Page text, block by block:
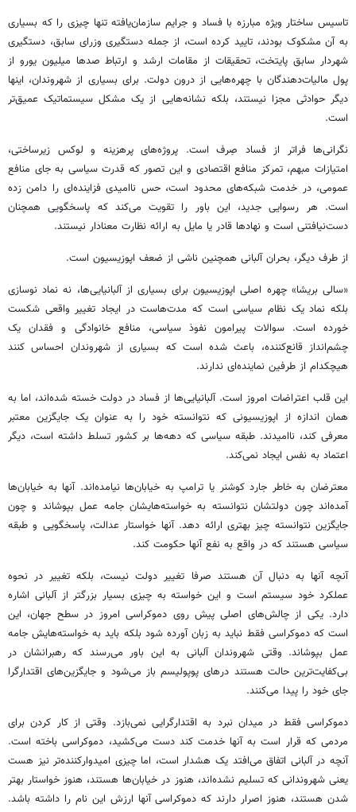
تاسیس ساختار ویژه مبارزه با فساد و جرایم سازمان‌یافته تنها چیزی را که بسیاری
به آن مشکوک بودند، تایید کرده است، از جمله دستگیری وزرای سابق، دستگیری
شهردار سابق پایتخت، تحقیقات از مقامات ارشد و ارتباط صدها میلیون یورو از
پول مالیات‌دهندگان با چهره‌هایی از درون دولت. برای بسیاری از شهروندان، اینها
دیگر حوادثی مجزا نیستند، بلکه نشانه‌هایی از یک مشکل سیستماتیک عمیق‌تر
است.
نگرانی‌ها فراتر از فساد صِرف است. پروژه‌های پرهزینه و لوکس زیرساختی،
امتیازات مبهم، تمرکز منافع اقتصادی و این تصور که قدرت سیاسی به جای منافع
عمومی، در خدمت شبکه‌های محدود است، حس ناامیدی فزاینده‌ای را دامن زده
است. هر رسوایی جدید، این باور را تقویت می‌کند که پاسخگویی همچنان
دست‌نیافتنی است و نهادها قادر یا مایل به ارائه نظارت معنادار نیستند.
از طرف دیگر، بحران آلبانی همچنین ناشی از ضعف اپوزیسیون است.
«سالی بریشا» چهره اصلی اپوزیسیون برای بسیاری از آلبانیایی‌ها، نه نماد نوسازی
بلکه نماد یک نظام سیاسی است که مدت‌هاست در ایجاد تغییر واقعی شکست
خورده است. سوالات پیرامون نفوذ سیاسی، منافع خانوادگی و فقدان یک
چشم‌انداز قانع‌کننده، باعث شده است که بسیاری از شهروندان احساس کنند
هیچکدام از طرفین نماینده‌ای ندارند.
این قلب اعتراضات امروز است. آلبانیایی‌ها از فساد در دولت خسته شده‌اند، اما به
همان اندازه از اپوزیسیونی که نتوانسته خود را به عنوان یک جایگزین معتبر
معرفی کند، ناامیدند. طبقه سیاسی که دهه‌ها بر کشور تسلط داشته است، دیگر
اعتماد به نفس ایجاد نمی‌کند.
معترضان به خاطر جارد کوشنر یا ترامپ به خیابان‌ها نیامده‌اند. آنها به خیابان‌ها
آمده‌اند چون دولتشان نتوانسته به خواسته‌هایشان جامه عمل بپوشاند و چون
جایگزین نتوانسته چیز بهتری ارائه دهد. آنها خواستار عدالت، پاسخگویی و طبقه
سیاسی هستند که در واقع به نفع آنها حکومت کند.
آنچه آنها به دنبال آن هستند صرفا تغییر دولت نیست، بلکه تغییر در نحوه
عملکرد خود سیستم است و این خواسته به چیزی بسیار بزرگتر از آلبانی اشاره
دارد. یکی از چالش‌های اصلی پیش روی دموکراسی امروز در سطح جهان، این
است که دموکراسی فقط نباید به زبان آورده شود بلکه باید به خواسته‌هایش جامه
عمل بپوشاند. وقتی شهروندان آلبانی به این باور می‌رسند که رهبرانشان در
بی‌کفایت‌ترین حالت هستند درهای پوپولیسم باز می‌شود و جایگزین‌های اقتدارگرا
جای خود را پیدا می‌کنند.
دموکراسی فقط در میدان نبرد به اقتدارگرایی نمی‌بازد. وقتی از کار کردن برای
مردمی که قرار است به آنها خدمت کند دست می‌کشید، دموکراسی باخته است.
آنچه در آلبانی اتفاق می‌افتد یک هشدار است، اما چیزی امیدوارکننده‌تر نیز هست
یعنی شهروندانی که تسلیم نشده‌اند، هنوز در خیابان‌ها هستند، هنوز خواستار بهتر
شدن هستند، هنوز اصرار دارند که دموکراسی آنها ارزش این نام را داشته باشد.